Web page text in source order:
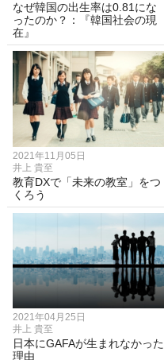
なぜ韓国の出生率は0.81にな
ったのか？：『韓国社会の現
在』
2021年11月05日
井上 貴至
教育DXで「未来の教室」をつ
くろう
2021年04月25日
井上 貴至
日本にGAFAが生まれなかった
理由